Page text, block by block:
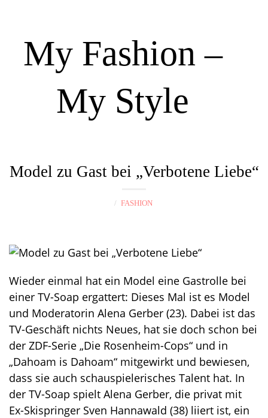
My Fashion –
My Style
a
t
o
n
Model zu Gast bei „Verbotene Liebe“
FASHION
Wieder einmal hat ein Model eine Gastrolle bei
einer TV-Soap ergattert: Dieses Mal ist es Model
und Moderatorin Alena Gerber (23). Dabei ist das
TV-Geschäft nichts Neues, hat sie doch schon bei
der ZDF-Serie „Die Rosenheim-Cops“ und in
„Dahoam is Dahoam“ mitgewirkt und bewiesen,
dass sie auch schauspielerisches Talent hat. In
der TV-Soap spielt Alena Gerber, die privat mit
Ex-Skispringer Sven Hannawald (38) liiert ist, ein